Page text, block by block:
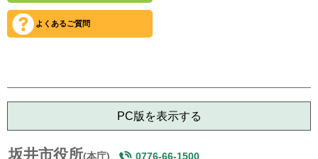
よくあるご質問
PC版を表示する
坂井市役所(本庁) 0776-66-1500